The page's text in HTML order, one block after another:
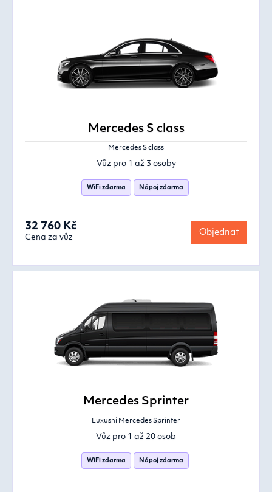
Mercedes S class
Mercedes S class
Vůz pro 1 až 3 osoby
WiFi zdarma Nápoj zdarma
32 760 Kč
Cena za vůz
Objednat
Mercedes Sprinter
Luxusní Mercedes Sprinter
Vůz pro 1 až 20 osob
WiFi zdarma Nápoj zdarma